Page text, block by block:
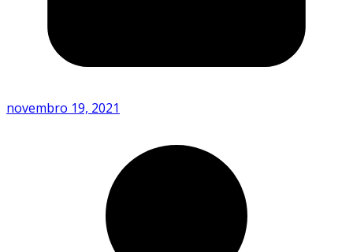
novembro 19, 2021